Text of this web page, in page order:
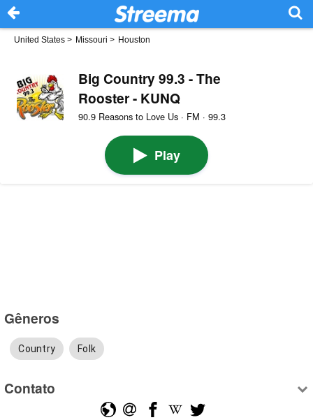
United States > Missouri > Houston
Big Country 99.3 - The
Rooster - KUNQ
90.9 Reasons to Love Us · FM · 99.3
Play
Gêneros
Country Folk
Contato